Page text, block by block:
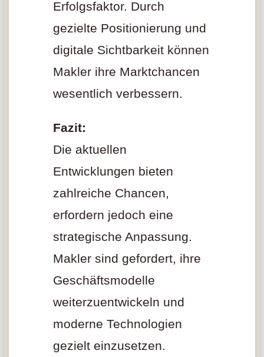
Erfolgsfaktor. Durch
gezielte Positionierung und
digitale Sichtbarkeit können
Makler ihre Marktchancen
wesentlich verbessern.
Fazit:
Die aktuellen
Entwicklungen bieten
zahlreiche Chancen,
erfordern jedoch eine
strategische Anpassung.
Makler sind gefordert, ihre
Geschäftsmodelle
weiterzuentwickeln und
moderne Technologien
gezielt einzusetzen.